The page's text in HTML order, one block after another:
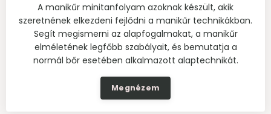
A manikűr minitanfolyam azoknak készült, akik
szeretnének elkezdeni fejlődni a manikűr technikákban.
Segít megismerni az alapfogalmakat, a manikűr
elméletének legfőbb szabályait, és bemutatja a
normál bőr esetében alkalmazott alaptechnikát.
Megnézem